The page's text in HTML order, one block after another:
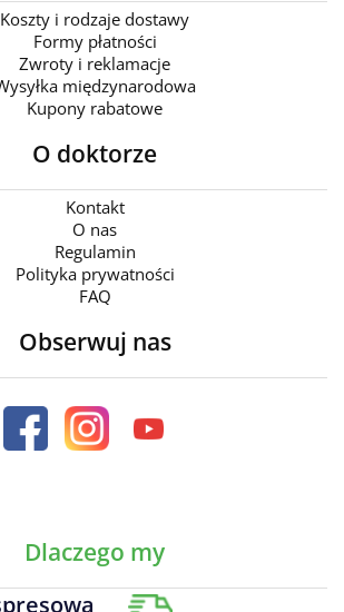
Koszty i rodzaje dostawy
Formy płatności
Zwroty i reklamacje
międzynarodowa
Kupony rabatowe
O doktorze
Kontakt
O nas
Regulamin
Polityka prywatności
FAQ
Obserwuj nas
Dlaczego my